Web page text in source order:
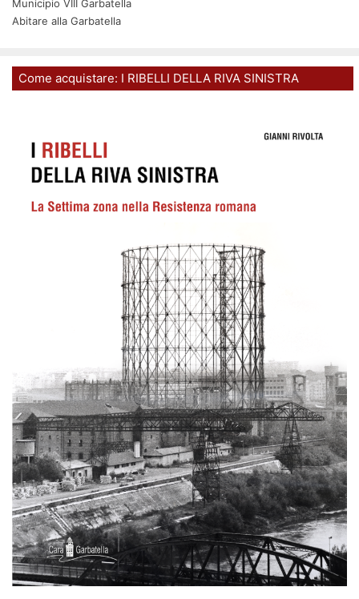
Municipio VIII Garbatella
Abitare alla Garbatella
Come acquistare: I RIBELLI DELLA RIVA SINISTRA